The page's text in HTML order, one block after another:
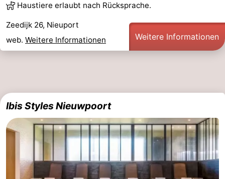
Haustiere erlaubt nach Rücksprache.
Zeedijk 26, Nieuport
web. Weitere Informationen Weitere Informationen
Ibis Styles Nieuwpoort